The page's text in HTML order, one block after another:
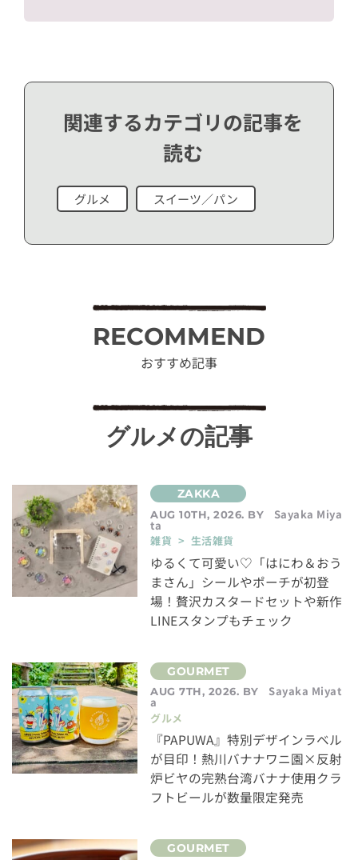
関連するカテゴリの記事を
読む
グルメ スイーツ／パン
RECOMMEND
おすすめ記事
グルメの記事
AUG 10TH, 2026. BY Sayaka Miya
ta
雑貨 > 生活雑貨
ゆるくて可愛い♡「はにわ＆おう
まさん」シールやポーチが初登
場！贅沢カスタードセットや新作
LINEスタンプもチェック
AUG 7TH, 2026. BY Sayaka Miyat
a
グルメ
『PAPUWA』特別デザインラベル
が目印！熱川バナナワニ園×反射
炉ビヤの完熟台湾バナナ使用クラ
フトビールが数量限定発売